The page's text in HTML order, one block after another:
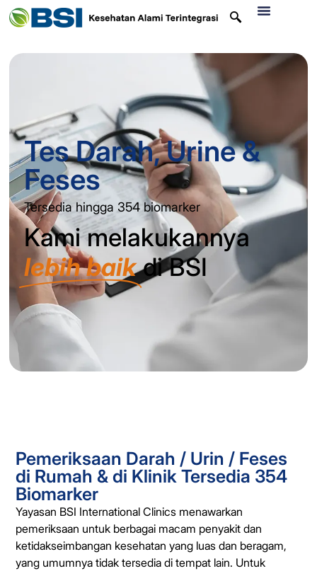
Tes Darah, Urine &
Feses
Tersedia hingga 354 biomarker
Kami melakukannya
lebih baik di BSI
Pemeriksaan Darah / Urin / Feses
di Rumah & di Klinik Tersedia 354
Biomarker
Yayasan BSI International Clinics menawarkan
pemeriksaan untuk berbagai macam penyakit dan
ketidakseimbangan kesehatan yang luas dan beragam,
yang umumnya tidak tersedia di tempat lain. Untuk